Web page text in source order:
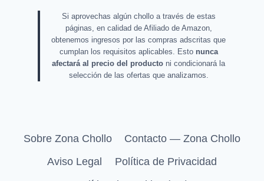
Si aprovechas algún chollo a través de estas
páginas, en calidad de Afiliado de Amazon,
obtenemos ingresos por las compras adscritas que
cumplan los requisitos aplicables. Esto nunca
afectará al precio del producto ni condicionará la
selección de las ofertas que analizamos.
Sobre Zona Chollo
Contacto — Zona Chollo
Aviso Legal
Política de Privacidad